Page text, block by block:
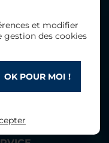
et modifier
gestion des cookies
OK POUR MOI !